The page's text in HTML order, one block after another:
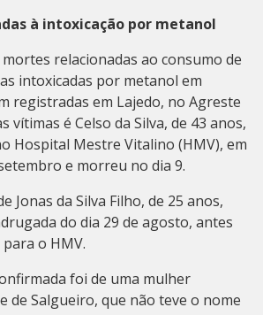
à intoxicação por metanol
relacionadas ao consumo de
intoxicadas por metanol em
registradas em Lajedo, no Agreste
vítimas é Celso da Silva, de 43 anos,
Hospital Mestre Vitalino (HMV), em
e morreu no dia 9.
Jonas da Silva Filho, de 25 anos,
do dia 29 de agosto, antes
o HMV.
foi de uma mulher
de Salgueiro, que não teve o nome